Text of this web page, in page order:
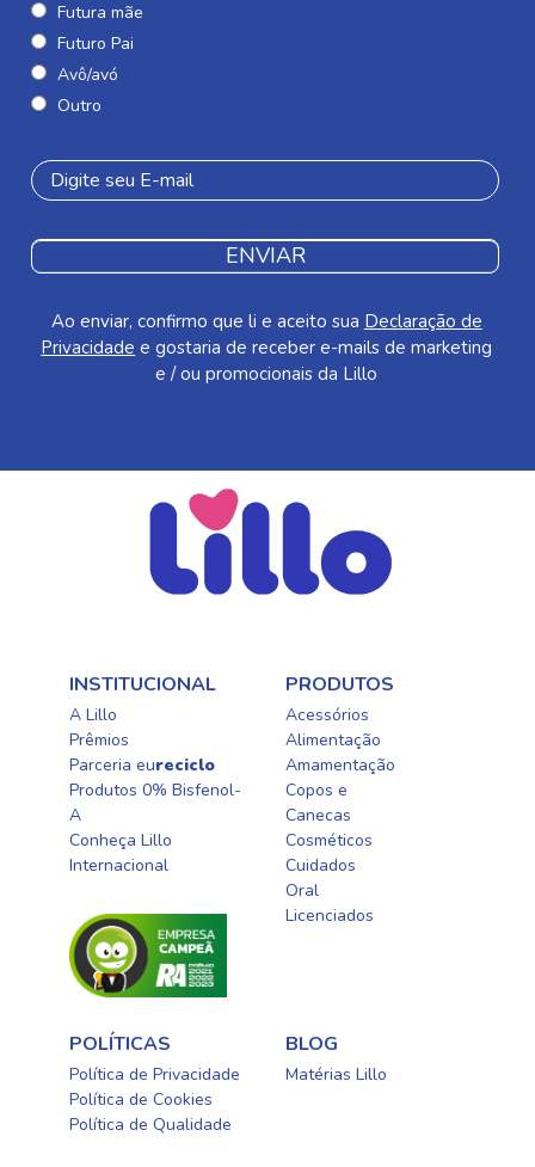
Futura mãe
Futuro Pai
Avô/avó
Outro
ENVIAR
Ao enviar, confirmo que li e aceito sua Declaração de
Privacidade e gostaria de receber e-mails de marketing
e / ou promocionais da Lillo
INSTITUCIONAL
A Lillo
Prêmios
Parceria eureciclo
Produtos 0% Bisfenol-
A
Conheça Lillo
Internacional
PRODUTOS
Acessórios
Alimentação
Amamentação
Copos e
Canecas
Cosméticos
Cuidados
Oral​
Licenciados​
POLÍTICAS
Política de Privacidade
Política de Cookies
Política de Qualidade
BLOG
Matérias Lillo